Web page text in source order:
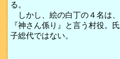
る。
しかし、絵の白丁の４名は、
『神さん係り』と言う村役。氏
子総代ではない。